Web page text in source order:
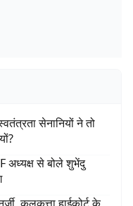
सेनानियों ने तो
अध्यक्ष से बोले शुभेंदु